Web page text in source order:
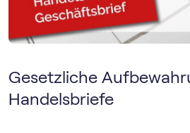
Gesetzliche
Handelsbriefe